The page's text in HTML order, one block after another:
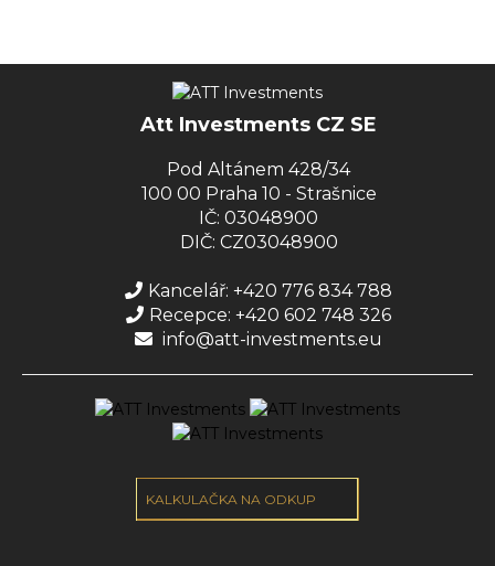
Att Investments CZ SE
Pod Altánem 428/34
100 00 Praha 10 - Strašnice
IČ: 03048900
DIČ: CZ03048900
Kancelář: +420 776 834 788
Recepce: +420 602 748 326
info@att-investments.eu
KALKULAČKA NA ODKUP